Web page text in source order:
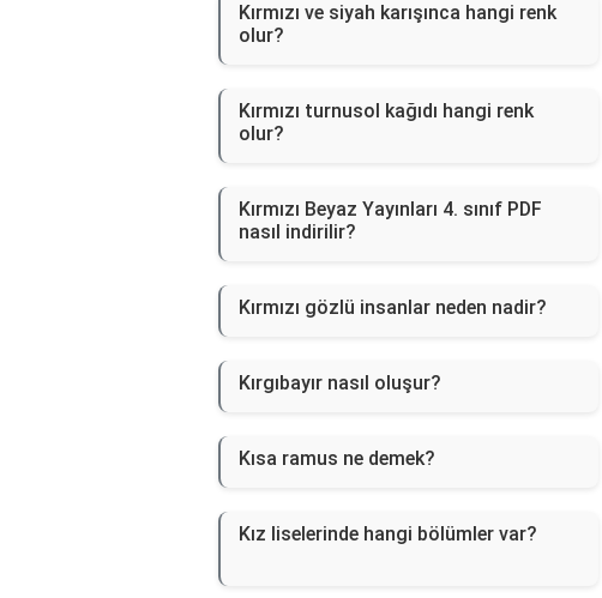
Kırmızı ve siyah karışınca hangi renk
olur?
Kırmızı turnusol kağıdı hangi renk
olur?
Kırmızı Beyaz Yayınları 4. sınıf PDF
nasıl indirilir?
Kırmızı gözlü insanlar neden nadir?
Kırgıbayır nasıl oluşur?
Kısa ramus ne demek?
Kız liselerinde hangi bölümler var?